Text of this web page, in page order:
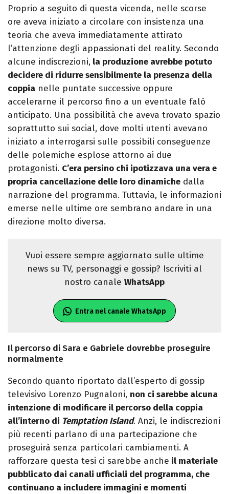
Proprio a seguito di questa vicenda, nelle scorse
ore aveva iniziato a circolare con insistenza una
teoria che aveva immediatamente attirato
l’attenzione degli appassionati del reality. Secondo
alcune indiscrezioni, la produzione avrebbe potuto
decidere di ridurre sensibilmente la presenza della
coppia nelle puntate successive oppure
accelerarne il percorso fino a un eventuale falò
anticipato. Una possibilità che aveva trovato spazio
soprattutto sui social, dove molti utenti avevano
iniziato a interrogarsi sulle possibili conseguenze
delle polemiche esplose attorno ai due
protagonisti. C’era persino chi ipotizzava una vera e
propria cancellazione delle loro dinamiche dalla
narrazione del programma. Tuttavia, le informazioni
emerse nelle ultime ore sembrano andare in una
direzione molto diversa.
Vuoi essere sempre aggiornato sulle ultime
news su TV, personaggi e gossip? Iscriviti al
nostro canale WhatsApp
Entra nel canale WhatsApp
Il percorso di Sara e Gabriele dovrebbe proseguire
normalmente
Secondo quanto riportato dall’esperto di gossip
televisivo Lorenzo Pugnaloni, non ci sarebbe alcuna
intenzione di modificare il percorso della coppia
all’interno di Temptation Island. Anzi, le indiscrezioni
più recenti parlano di una partecipazione che
proseguirà senza particolari cambiamenti. A
rafforzare questa tesi ci sarebbe anche il materiale
pubblicato dai canali ufficiali del programma, che
continuano a includere immagini e momenti